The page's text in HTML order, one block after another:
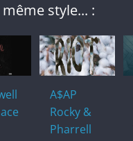
style... :
A$AP
Rocky &
Pharrell